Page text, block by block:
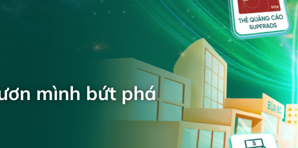
mình bứt phá